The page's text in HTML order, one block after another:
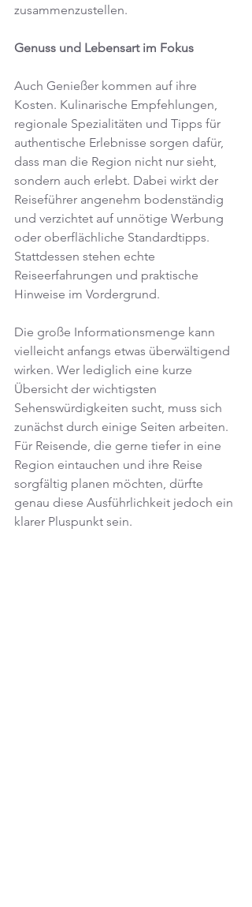
zusammenzustellen.
Genuss und Lebensart im Fokus
Auch Genießer kommen auf ihre
Kosten. Kulinarische Empfehlungen,
regionale Spezialitäten und Tipps für
authentische Erlebnisse sorgen dafür,
dass man die Region nicht nur sieht,
sondern auch erlebt. Dabei wirkt der
Reiseführer angenehm bodenständig
und verzichtet auf unnötige Werbung
oder oberflächliche Standardtipps.
Stattdessen stehen echte
Reiseerfahrungen und praktische
Hinweise im Vordergrund.
Die große Informationsmenge kann
vielleicht anfangs etwas überwältigend
wirken. Wer lediglich eine kurze
Übersicht der wichtigsten
Sehenswürdigkeiten sucht, muss sich
zunächst durch einige Seiten arbeiten.
Für Reisende, die gerne tiefer in eine
Region eintauchen und ihre Reise
sorgfältig planen möchten, dürfte
genau diese Ausführlichkeit jedoch ein
klarer Pluspunkt sein.